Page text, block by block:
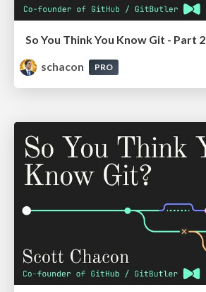
So You Think You Know Git - Part 2
schacon
PRO